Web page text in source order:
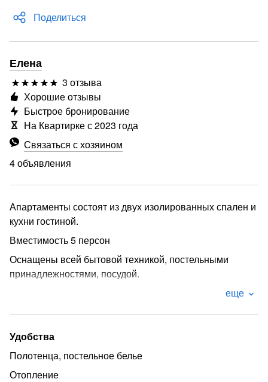
Поделиться
Елена
3 отзыва
Связаться с хозяином
4 объявления
Хорошие отзывы
Быстрое бронирование
На Квартирке с 2023 года
Апартаменты состоят из двух изолированных спален и
кухни гостиной.
Вместимость 5 персон
Оснащены всей бытовой техникой, постельными
принадлежностями, посудой.
вся инфраструктура центра в шаговой доступности, от
еще
Удобства
Полотенца, постельное белье
Отопление